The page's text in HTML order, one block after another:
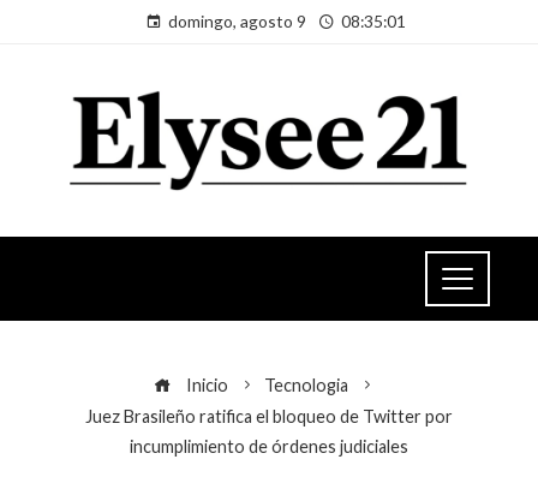
domingo, agosto 9 08:35:01
Inicio
Tecnologia
Juez Brasileño ratifica el bloqueo de Twitter por
incumplimiento de órdenes judiciales